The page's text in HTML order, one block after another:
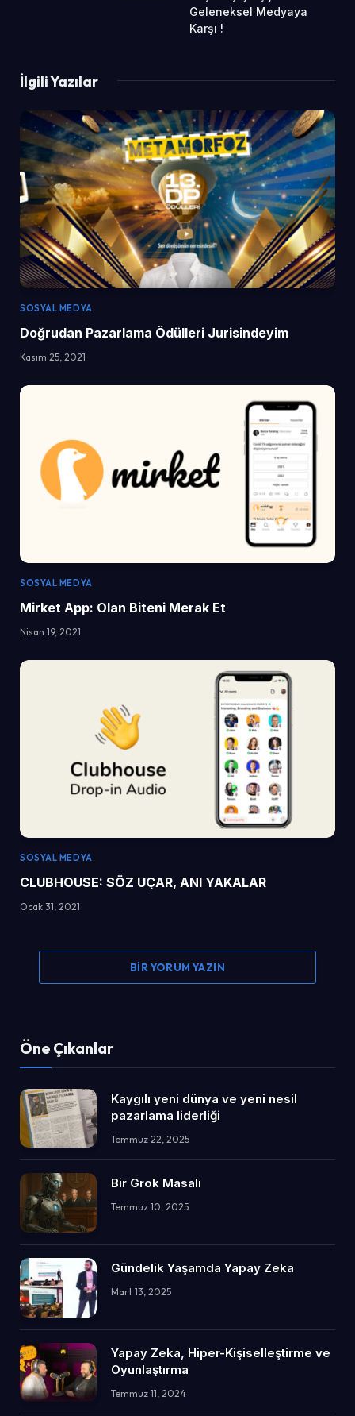
Geleneksel Medyaya
Karşı !
İlgili Yazılar
SOSYAL MEDYA
Doğrudan Pazarlama Ödülleri Jurisindeyim
Kasım 25, 2021
SOSYAL MEDYA
Mirket App: Olan Biteni Merak Et
Nisan 19, 2021
SOSYAL MEDYA
CLUBHOUSE: SÖZ UÇAR, ANI YAKALAR
Ocak 31, 2021
BIR YORUM YAZIN
Öne Çıkanlar
Kaygılı yeni dünya ve yeni nesil
pazarlama liderliği
Temmuz 22, 2025
Bir Grok Masalı
Temmuz 10, 2025
Gündelik Yaşamda Yapay Zeka
Mart 13, 2025
Yapay Zeka, Hiper-Kişiselleştirme ve
Oyunlaştırma
Temmuz 11, 2024